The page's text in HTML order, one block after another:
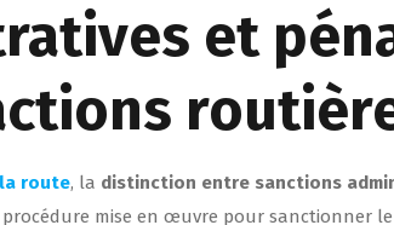
et
route, la distinction entre sanctions
mise en œuvre pour sanctionner